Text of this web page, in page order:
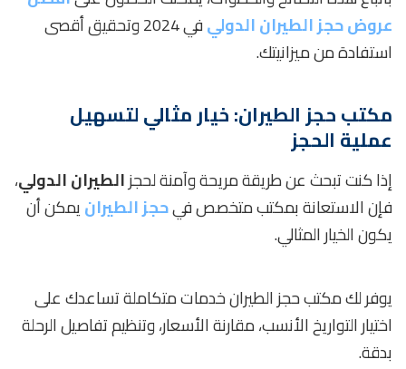
عروض حجز الطيران الدولي
في 2024 وتحقيق أقصى
استفادة من ميزانيتك.
مكتب حجز الطيران: خيار مثالي لتسهيل
عملية الحجز
إذا كنت تبحث عن طريقة مريحة وآمنة لحجزالطيران الدولي،
فإن الاستعانة بمكتب متخصص فيحجز الطيرانيمكن أن
يكون الخيار المثالي.
يوفر لك مكتب حجز الطيران خدمات متكاملة تساعدك على
اختيار التواريخ الأنسب، مقارنة الأسعار، وتنظيم تفاصيل الرحلة
بدقة.